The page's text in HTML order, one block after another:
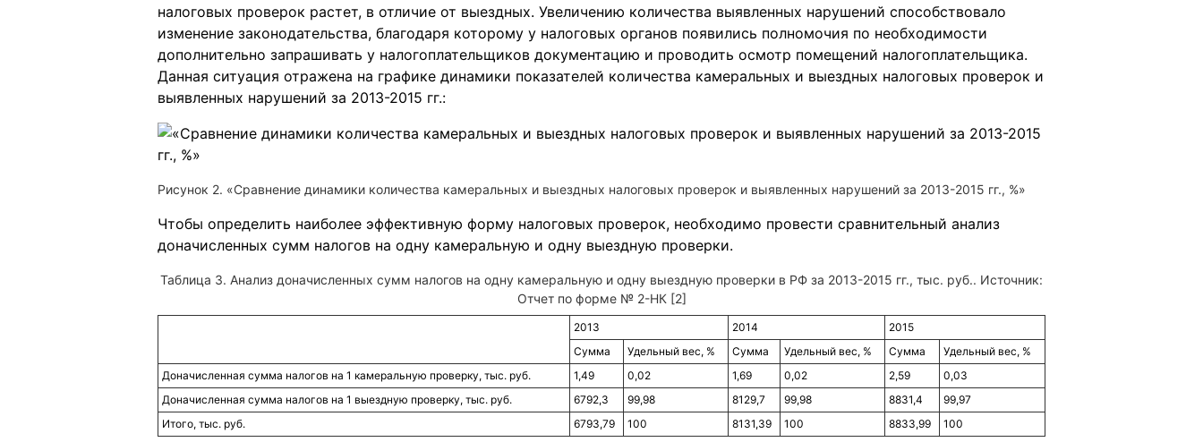
налоговых проверок растет, в отличие от выездных. Увеличению количества выявленных нарушений способствовало
изменение законодательства, благодаря которому у налоговых органов появились полномочия по необходимости
дополнительно запрашивать у налогоплательщиков документацию и проводить осмотр помещений налогоплательщика.
Данная ситуация отражена на графике динамики показателей количества камеральных и выездных налоговых проверок и
выявленных нарушений за 2013-2015 гг.:
Рисунок 2. «Сравнение динамики количества камеральных и выездных налоговых проверок и выявленных нарушений за 2013-2015 гг., %»
Чтобы определить наиболее эффективную форму налоговых проверок, необходимо провести сравнительный анализ
доначисленных сумм налогов на одну камеральную и одну выездную проверки.
Таблица 3. Анализ доначисленных сумм налогов на одну камеральную и одну выездную проверки в РФ за 2013-2015 гг., тыс. руб.. Источник:
Отчет по форме № 2-НК [2]
2013 2014
2015
Сумма
Удельный вес, % Сумма Удельный вес, % Сумма
Удельный вес, %
Доначисленная сумма налогов на 1 камеральную проверку, тыс. руб.
1,49 0,02 1,69 0,02 2,59
0,03
Доначисленная сумма налогов на 1 выездную проверку, тыс. руб.
6792,3 99,98 8129,7 99,98 8831,4
99,97
Итого, тыс. руб.
6793,79 100 8131,39 100 8833,99 100